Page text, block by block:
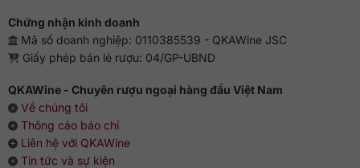
Chứng nhận kinh doanh
Mã số doanh nghiệp: 0110385539 - QKAWine JSC
Giấy phép bán lẻ rượu: 04/GP-UBND
QKAWine - Chuyên rượu ngoại hàng đầu Việt Nam
Về chúng tôi
Thông cáo báo chí
Liên hệ với QKAWine
Tin tức và sự kiện